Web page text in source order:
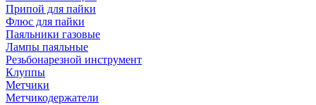
Припой для пайки
Флюс для пайки
Паяльники газовые
Лампы паяльные
Резьбонарезной инструмент
Клуппы
Метчики
Метчикодержатели